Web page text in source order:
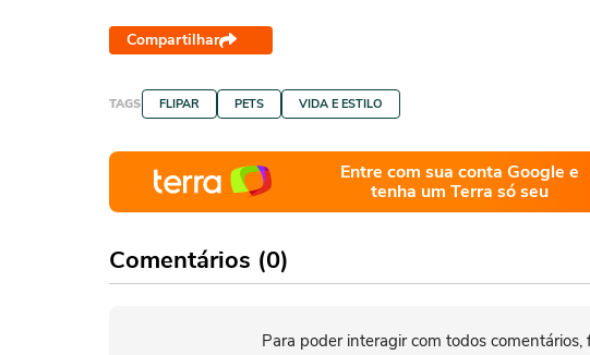
Compartilhar
TAGS FLIPAR PETS VIDA E ESTILO
Entre com sua conta Google e
tenha um Terra só seu
Comentários (0)
Para poder interagir com todos comentários,